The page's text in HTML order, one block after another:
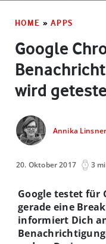
HOME » APPS
Google
wird
Annika Linsner
20. Oktober 2017 3
Google testet für
gerade eine
informiert Dich